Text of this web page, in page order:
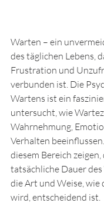
Warten – ein
des täglichen Lebens,
Frustration und
verbunden ist. Die
Wartens ist ein
untersucht, wie
Wahrnehmung,
Verhalten
diesem Bereich
tatsächliche Dauer
die Art und Weise, wie
wird, entscheidend ist.